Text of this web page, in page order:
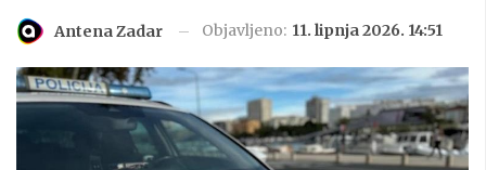
Antena Zadar Objavljeno: 11. lipnja 2026. 14:51